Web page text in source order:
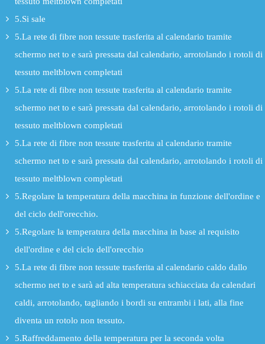
5.Si sale
5.La rete di fibre non tessute trasferita al calendario tramite
schermo net to e sarà pressata dal calendario, arrotolando i rotoli di
tessuto meltblown completati
5.La rete di fibre non tessute trasferita al calendario tramite
schermo net to e sarà pressata dal calendario, arrotolando i rotoli di
tessuto meltblown completati
5.La rete di fibre non tessute trasferita al calendario tramite
schermo net to e sarà pressata dal calendario, arrotolando i rotoli di
tessuto meltblown completati
5.Regolare la temperatura della macchina in funzione dell'ordine e
del ciclo dell'orecchio.
5.Regolare la temperatura della macchina in base al requisito
dell'ordine e del ciclo dell'orecchio
5.La rete di fibre non tessute trasferita al calendario caldo dallo
schermo net to e sarà ad alta temperatura schiacciata da calendari
caldi, arrotolando, tagliando i bordi su entrambi i lati, alla fine
diventa un rotolo non tessuto.
5.Raffreddamento della temperatura per la seconda volta